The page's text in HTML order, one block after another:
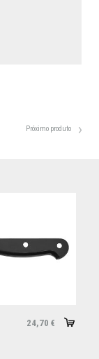
Próximo produto
24,70 €